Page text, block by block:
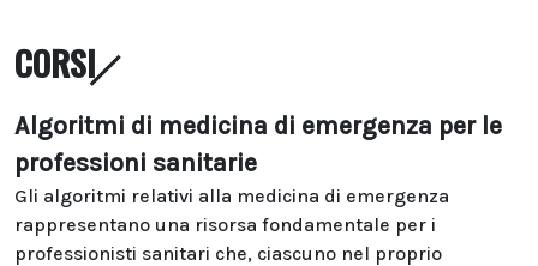
CORSI
Algoritmi di medicina di emergenza per le
professioni sanitarie
Gli algoritmi relativi alla medicina di emergenza
rappresentano una risorsa fondamentale per i
professionisti sanitari che, ciascuno nel proprio